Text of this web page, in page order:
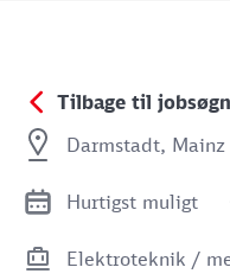
Tilbage til
Darmstadt, Mainz
Hurtigst muligt
Elektroteknik /